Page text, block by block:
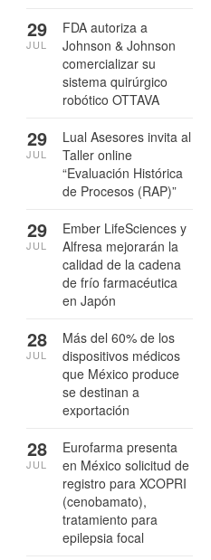
FDA autoriza a
Johnson & Johnson
comercializar su
sistema quirúrgico
robótico OTTAVA
29
JUL
Lual Asesores invita al
Taller online
“Evaluación Histórica
de Procesos (RAP)”
29
JUL
Ember LifeSciences y
Alfresa mejorarán la
calidad de la cadena
de frío farmacéutica
en Japón
29
JUL
Más del 60% de los
dispositivos médicos
que México produce
se destinan a
exportación
28
JUL
Eurofarma presenta
en México solicitud de
registro para XCOPRI
(cenobamato),
tratamiento para
epilepsia focal
28
JUL